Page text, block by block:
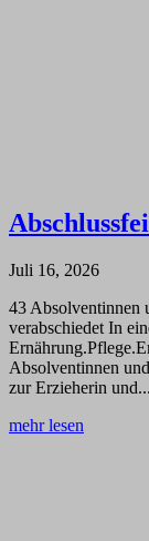
Juli 16, 2026
43 Absolventinnen
verabschiedet In
Absolventinnen
zur Erzieherin und...
mehr lesen